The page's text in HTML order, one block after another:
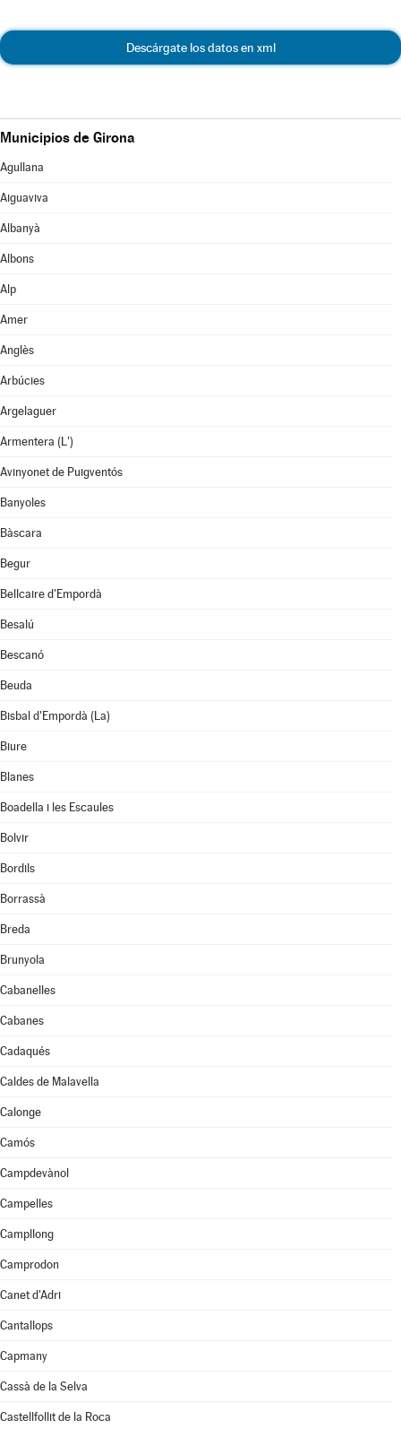
Descárgate los datos en xml
Municipios de Girona
Agullana
Aiguaviva
Albanyà
Albons
Alp
Amer
Anglès
Arbúcies
Argelaguer
Armentera (L')
Avinyonet de Puigventós
Banyoles
Bàscara
Begur
Bellcaire d'Empordà
Besalú
Bescanó
Beuda
Bisbal d'Empordà (La)
Biure
Blanes
Boadella i les Escaules
Bolvir
Bordils
Borrassà
Breda
Brunyola
Cabanelles
Cabanes
Cadaqués
Caldes de Malavella
Calonge
Camós
Campdevànol
Campelles
Campllong
Camprodon
Canet d'Adri
Cantallops
Capmany
Cassà de la Selva
Castellfollit de la Roca